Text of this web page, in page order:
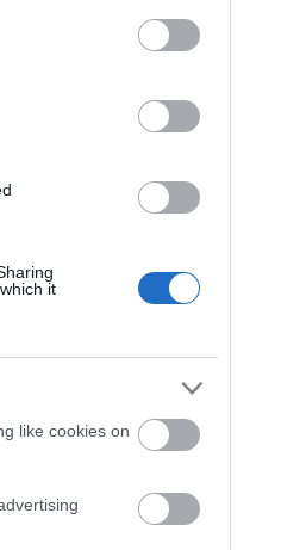
it
like cookies on
cin 3mm
cin 3mm forrasztó ón 250g
Pipelife
Pipelife Hungária
dömötör
Mofem
szekrények
acéllemez
acéllemez lapradiátor
szénacél
szénacél csövek
iszapleválasztók